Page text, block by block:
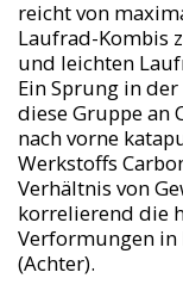
reicht von
Laufrad-Kombis
und leichten
Ein Sprung in
diese Gruppe an
nach vorne
Werkstoffs
Verhältnis von
korrelierend die
Verformungen in
(Achter).